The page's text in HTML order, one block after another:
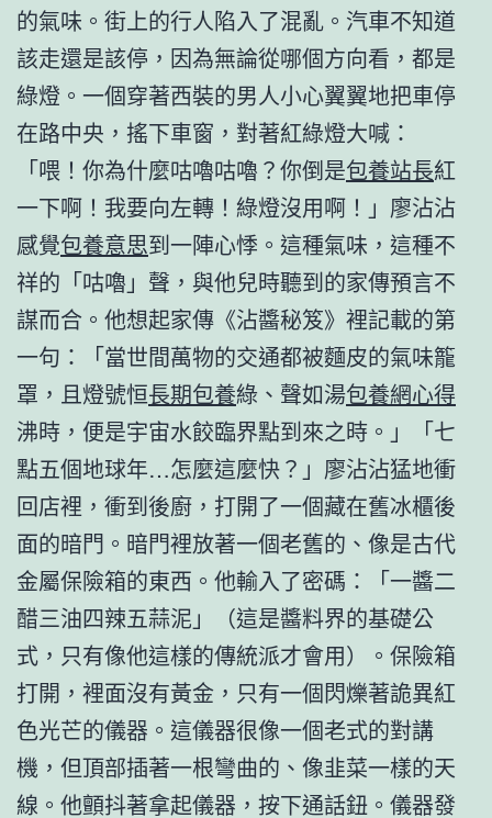
的氣味。街上的行人陷入了混亂。汽車不知道
該走還是該停，因為無論從哪個方向看，都是
綠燈。一個穿著西裝的男人小心翼翼地把車停
在路中央，搖下車窗，對著紅綠燈大喊：
「喂！你為什麼咕嚕咕嚕？你倒是包養站長紅
一下啊！我要向左轉！綠燈沒用啊！」廖沾沾
感覺包養意思到一陣心悸。這種氣味，這種不
祥的「咕嚕」聲，與他兒時聽到的家傳預言不
謀而合。他想起家傳《沾醬秘笈》裡記載的第
一句：「當世間萬物的交通都被麵皮的氣味籠
罩，且燈號恒長期包養綠、聲如湯包養網心得
沸時，便是宇宙水餃臨界點到來之時。」「七
點五個地球年…怎麼這麼快？」廖沾沾猛地衝
回店裡，衝到後廚，打開了一個藏在舊冰櫃後
面的暗門。暗門裡放著一個老舊的、像是古代
金屬保險箱的東西。他輸入了密碼：「一醬二
醋三油四辣五蒜泥」（這是醬料界的基礎公
式，只有像他這樣的傳統派才會用）。保險箱
打開，裡面沒有黃金，只有一個閃爍著詭異紅
色光芒的儀器。這儀器很像一個老式的對講
機，但頂部插著一根彎曲的、像韭菜一樣的天
線。他顫抖著拿起儀器，按下通話鈕。儀器發